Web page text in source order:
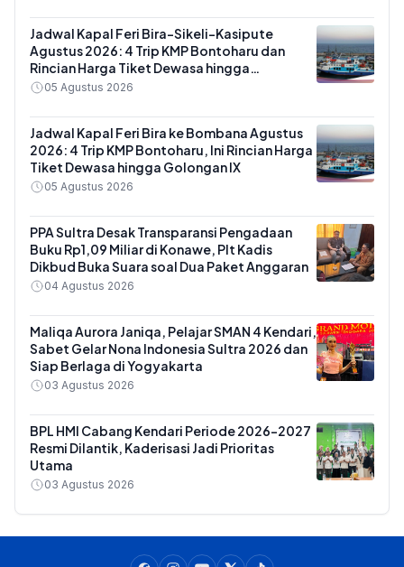
Jadwal Kapal Feri Bira-Sikeli-Kasipute
Agustus 2026: 4 Trip KMP Bontoharu dan
Rincian Harga Tiket Dewasa hingga
Kendaraan Golongan IX
05 Agustus 2026
Jadwal Kapal Feri Bira ke Bombana Agustus
2026: 4 Trip KMP Bontoharu, Ini Rincian Harga
Tiket Dewasa hingga Golongan IX
05 Agustus 2026
PPA Sultra Desak Transparansi Pengadaan
Buku Rp1,09 Miliar di Konawe, Plt Kadis
Dikbud Buka Suara soal Dua Paket Anggaran
04 Agustus 2026
Maliqa Aurora Janiqa, Pelajar SMAN 4 Kendari,
Sabet Gelar Nona Indonesia Sultra 2026 dan
Siap Berlaga di Yogyakarta
03 Agustus 2026
BPL HMI Cabang Kendari Periode 2026-2027
Resmi Dilantik, Kaderisasi Jadi Prioritas
Utama
03 Agustus 2026